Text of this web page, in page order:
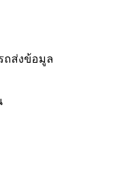
ถส่งข้อมูล